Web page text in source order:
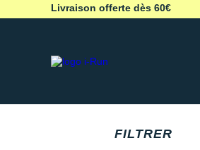
Livraison offerte dès 60€
FILTRER